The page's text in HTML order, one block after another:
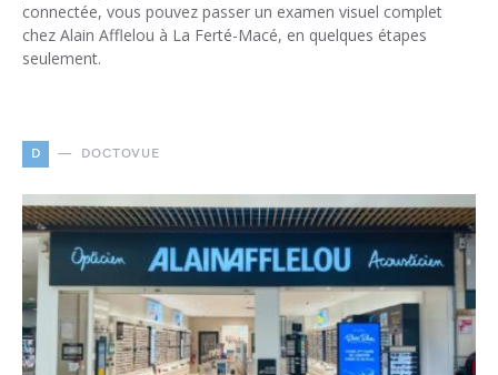
connectée, vous pouvez passer un examen visuel complet
chez Alain Afflelou à La Ferté-Macé, en quelques étapes
seulement.
D DOCTOVUE